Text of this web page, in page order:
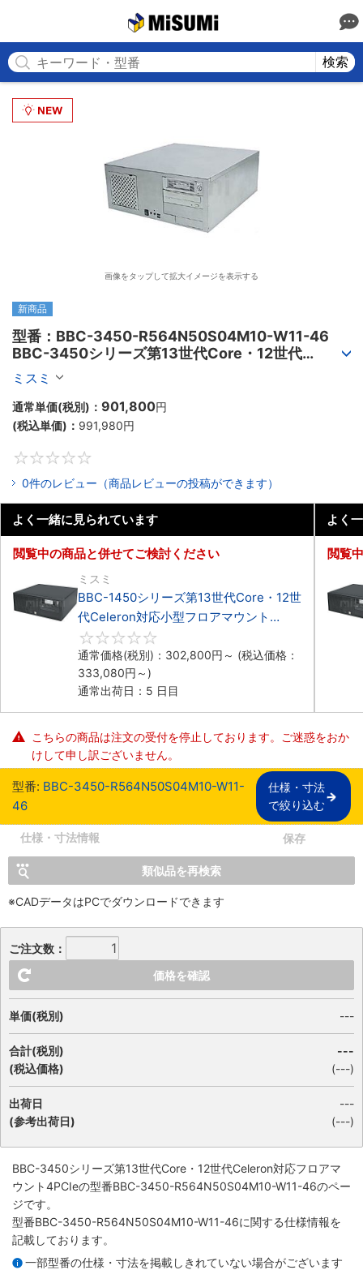
検索
画像をタップして拡大イメージを表示する
新商品
型番：BBC-3450-R564N50S04M10-W11-46
BBC-3450シリーズ第13世代Core・12世代
Celeron対応フロアマウント4PCIe
ミスミ
通常単価(税別)： 901,800円
(税込単価)： 991,980円
0件のレビュー（商品レビューの投稿ができます）
よく一緒に見られています
閲覧中の商品と併せてご検討ください
ミスミ
BBC-1450シリーズ第13世代Core・12世
代Celeron対応小型フロアマウント
4PCIe
通常価格(税別)： 302,800円 ～ (税込価格：
333,080円 ～)
通常出荷日：5 日目
よく
閲覧
こちらの商品は注文の受付を停止しております。ご迷惑をおか
けして申し訳ございません。
型番: BBC-3450-R564N50S04M10-W11-
46
仕様・寸法
で絞り込む
仕様・寸法情報 保存
類似品を再検索
※CADデータはPCでダウンロードできます
ご注文数：
価格を確認
単価(税別) ---
合計(税別)
(税込価格)
---
(---)
出荷日
(参考出荷日)
---
(---)
BBC-3450シリーズ第13世代Core・12世代Celeron対応フロアマ
ウント4PCIeの型番BBC-3450-R564N50S04M10-W11-46のペー
ジです。
型番BBC-3450-R564N50S04M10-W11-46に関する仕様情報を
記載しております。
一部型番の仕様・寸法を掲載しきれていない場合がございます